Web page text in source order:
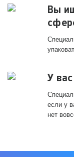
Вы
У
если у
нет